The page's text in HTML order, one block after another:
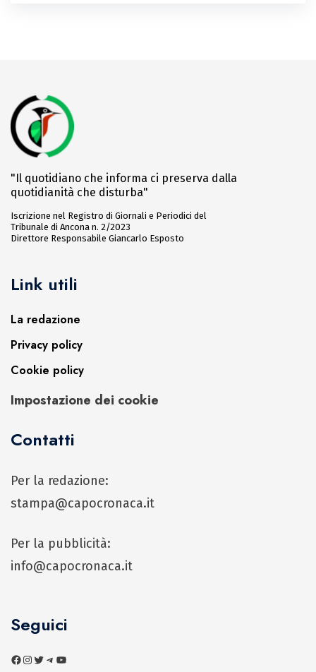
"Il quotidiano che informa ci preserva dalla
quotidianità che disturba"
Iscrizione nel Registro di Giornali e Periodici del
Tribunale di Ancona n. 2/2023
Direttore Responsabile Giancarlo Esposto
Link utili
La redazione
Privacy policy
Cookie policy
Impostazione dei cookie
Contatti
Per la redazione:
stampa@capocronaca.it
Per la pubblicità:
info@capocronaca.it
Seguici